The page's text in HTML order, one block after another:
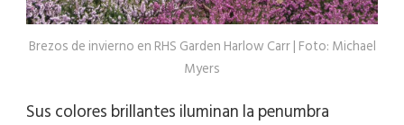
Brezos de invierno en RHS Garden Harlow Carr | Foto: Michael
Myers
Sus colores brillantes iluminan la penumbra